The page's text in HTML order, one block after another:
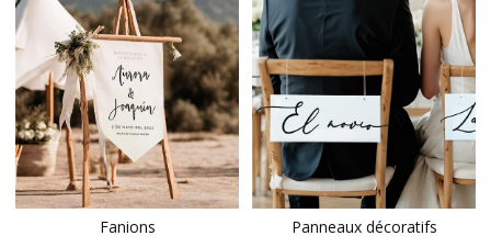
Fanions Panneaux décoratifs